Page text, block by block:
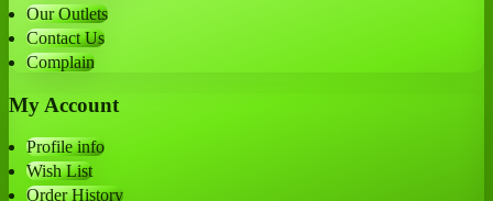
Our Outlets
Contact Us
Complain
My Account
Profile info
Wish List
Order History